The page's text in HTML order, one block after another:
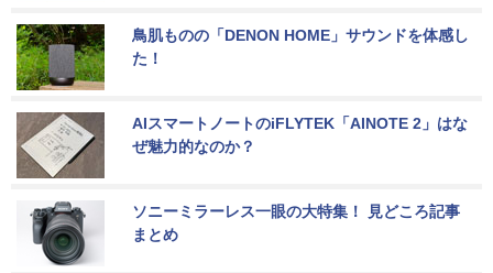
鳥肌ものの「DENON HOME」サウンドを体感し
た！
AIスマートノートのiFLYTEK「AINOTE 2」はな
ぜ魅力的なのか？
ソニーミラーレス一眼の大特集！ 見どころ記事
まとめ